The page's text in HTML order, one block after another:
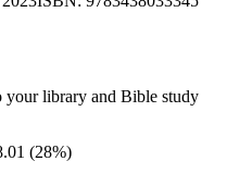
your library and Bible study
(28%)